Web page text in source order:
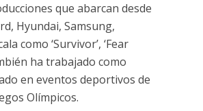
que abarcan desde
Hyundai, Samsung,
como ‘Survivor’, ‘Fear
ha trabajado como
en eventos deportivos de
Olímpicos.